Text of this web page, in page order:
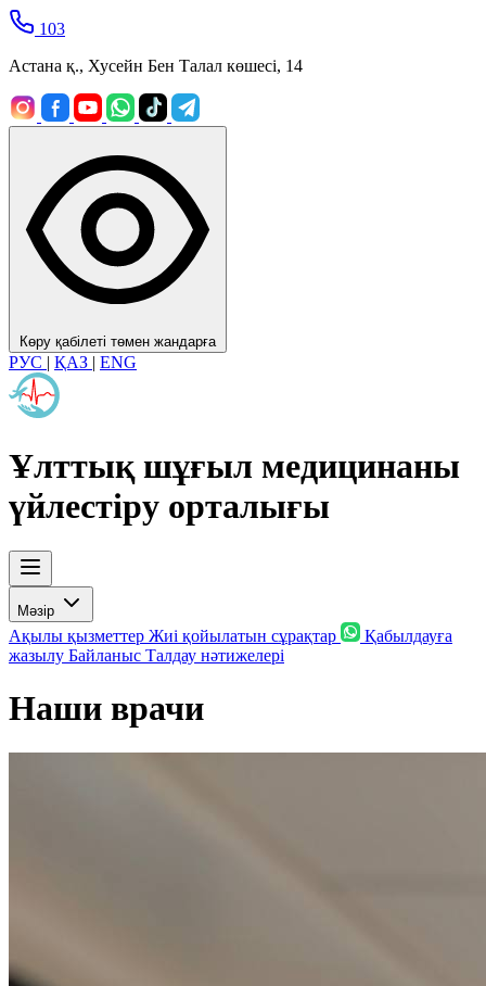
103
Астана қ., Хусейн Бен Талал көшесі, 14
Көру қабілеті төмен жандарға
РУС | ҚАЗ | ENG
Ұлттық шұғыл медицинаны
үйлестіру орталығы
Мәзір
Ақылы қызметтер Жиі қойылатын сұрақтар
Қабылдауға
жазылу Байланыс Талдау нәтижелері
Наши врачи